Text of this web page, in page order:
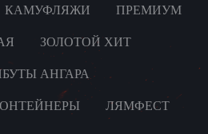
КАМУФЛЯЖИ ПРЕМИУМ
ЗОЛОТОЙ ХИТ
АНГАРА
ЛЯМФЕСТ